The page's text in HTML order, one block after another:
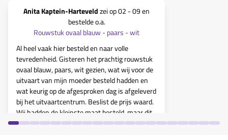
Anita Kaptein-Harteveldzei op02 - 09en
bestelde o.a.
Rouwstuk ovaal blauw - paars - wit
Al heel vaak hier besteld en naar volle
tevredenheid. Gisteren het prachtig rouwstuk
ovaal blauw, paars, wit gezien, wat wij voor de
uitvaart van mijn moeder besteld hadden en
wat keurig op de afgesproken dag is afgeleverd
bij het uitvaartcentrum. Beslist de prijs waard.
Wij hadden de kleinste maat besteld, maar dit
was groot genoeg voor op de kist. Ook netjes